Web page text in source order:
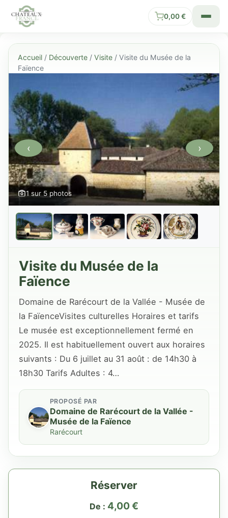
0,00€
Accueil / Découverte / Visite / Visite du Musée de la
Faïence
1 sur 5 photos
‹ ›
Visite du Musée de la
Faïence
Domaine de Rarécourt de la Vallée - Musée de
la FaïenceVisites culturelles Horaires et tarifs
Le musée est exceptionnellement fermé en
2025. Il est habituellement ouvert aux horaires
suivants : Du 6 juillet au 31 août : de 14h30 à
18h30 Tarifs Adultes : 4…
PROPOSÉ PAR
Domaine de Rarécourt de la Vallée -
Musée de la Faïence
Rarécourt
Réserver
De : 4,00€